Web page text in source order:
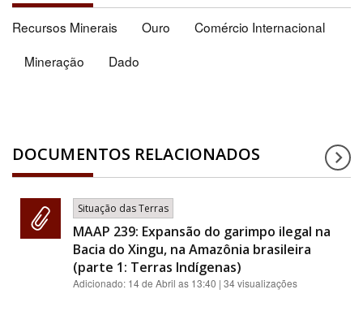
Recursos Minerais Ouro
Comércio Internacional
Mineração
Dado
DOCUMENTOS RELACIONADOS
Situação das Terras
MAAP 239: Expansão do garimpo ilegal na
Bacia do Xingu, na Amazônia brasileira
(parte 1: Terras Indígenas)
Adicionado: 14 de Abril as 13:40 | 34 visualizações